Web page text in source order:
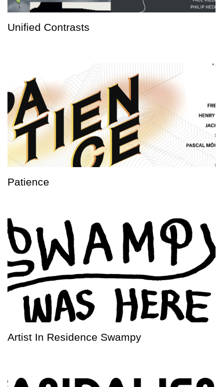
Unified Contrasts
Patience
Artist In Residence Swampy